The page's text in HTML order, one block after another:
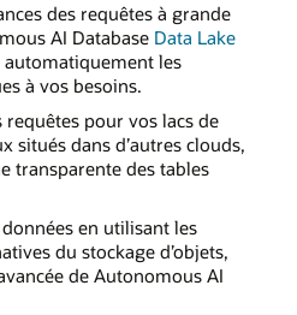
des requêtes à grande
AI Database Data Lake
les
à vos besoins.
requêtes pour vos lacs de
situés dans d’autres clouds,
transparente des tables
en utilisant les
du stockage d’objets,
de Autonomous AI